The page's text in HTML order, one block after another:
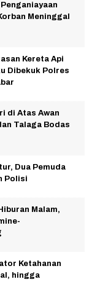
Meninggal
Kereta Api
Dibekuk Polres
di Atas Awan
Talaga Bodas
Dua Pemuda
Polisi
Malam,
Ketahanan
hingga